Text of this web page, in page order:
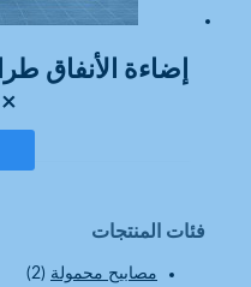
فئات المنتجات
مصابيح محمولة (2)
× ٦١٤٠ مم